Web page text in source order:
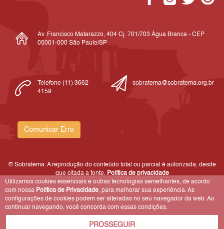
Av. Francisco Matarazzo, 404 Cj. 701/703 Água Branca - CEP
05001-000 São Paulo/SP
Telefone (11) 3662-
4159
sobratema@sobratema.org.br
Comunicar Erro
© Sobratema. A reprodução do conteúdo total ou parcial é autorizada, desde
que citada a fonte. Política de privacidade
Utilizamos cookies essenciais e outras tecnologias semelhantes, de acordo
com nossa Política de Privacidade, para melhorar sua experiência. As
configurações de cookies podem ser alteradas no seu navegador da web. Ao
continuar navegando, você concorda com essas condições.
PROSSEGUIR